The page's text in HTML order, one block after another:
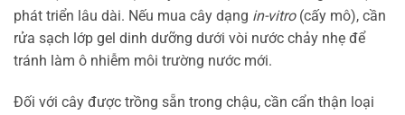
phát triển lâu dài. Nếu mua cây dạng in-vitro(cấy mô), cần
rửa sạch lớp gel dinh dưỡng dưới vòi nước chảy nhẹ để
tránh làm ô nhiễm môi trường nước mới.
Đối với cây được trồng sẵn trong chậu, cần cẩn thận loại